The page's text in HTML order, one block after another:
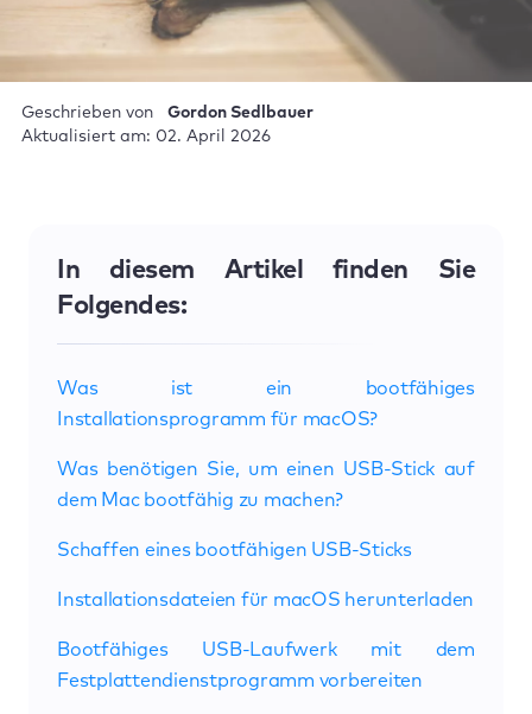
Geschrieben von
Gordon Sedlbauer
Aktualisiert am: 02. April 2026
In diesem Artikel finden Sie
Folgendes:
Was ist ein bootfähiges
Installationsprogramm für macOS?
Was benötigen Sie, um einen USB-Stick auf
dem Mac bootfähig zu machen?
Schaffen eines bootfähigen USB-Sticks
Installationsdateien für macOS herunterladen
Bootfähiges USB-Laufwerk mit dem
Festplattendienstprogramm vorbereiten